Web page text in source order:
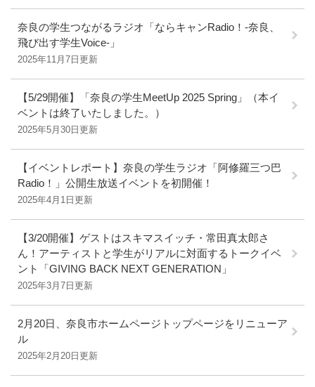
奈良の学生つながるラジオ「ならキャンRadio！-奈良、
飛び出す学生Voice-」
2025年11月7日更新
【5/29開催】「奈良の学生MeetUp 2025 Spring」（本イ
ベントは終了いたしました。）
2025年5月30日更新
【イベントレポート】奈良の学生ラジオ「阿修羅三つ巴
Radio！」公開生放送イベントを初開催！
2025年4月1日更新
【3/20開催】ゲストはスキマスイッチ・常田真太郎さ
ん！アーティストと学生がリアルに対面するトークイベ
ント「GIVING BACK NEXT GENERATION」
2025年3月7日更新
2月20日、奈良市ホームページトップページをリニューア
ル
2025年2月20日更新